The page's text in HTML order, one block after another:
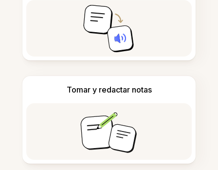
Tomar y redactar notas